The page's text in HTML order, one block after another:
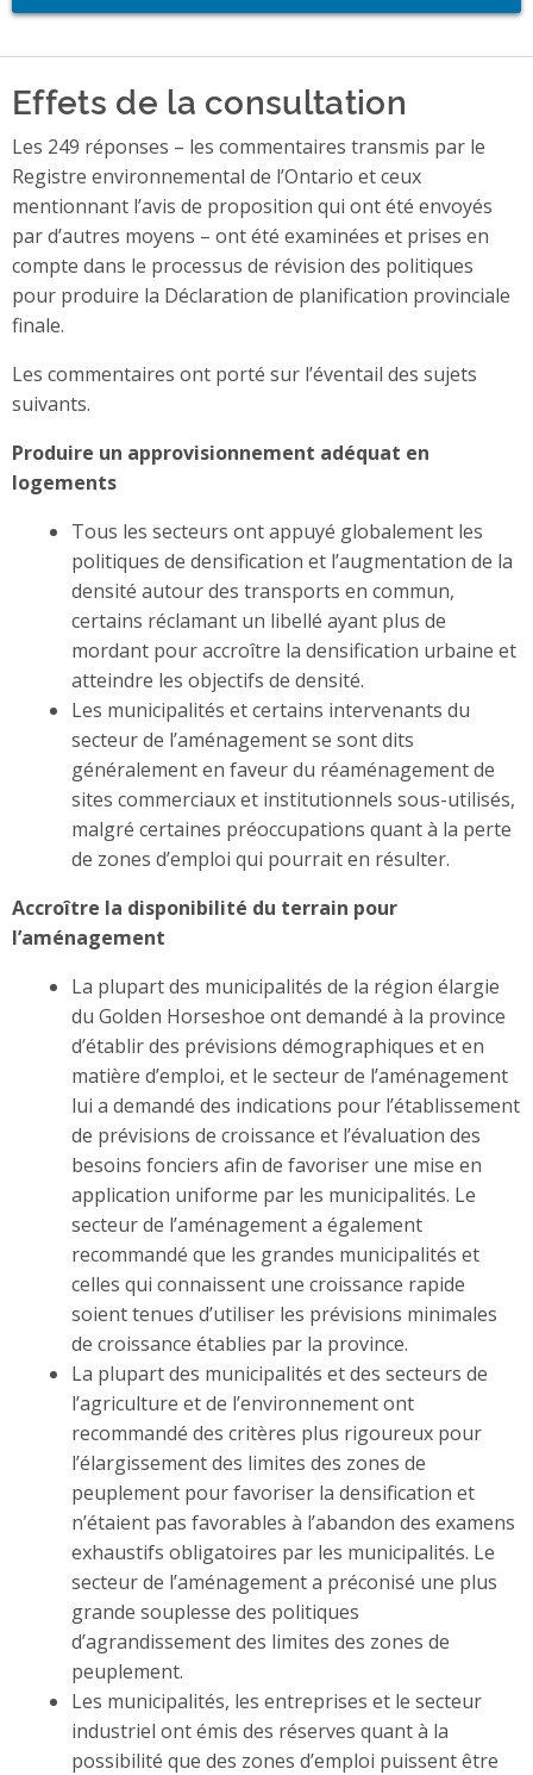
Effets de la consultation
Les 249 réponses – les commentaires transmis par le
Registre environnemental de l’Ontario et ceux
mentionnant l’avis de proposition qui ont été envoyés
par d’autres moyens – ont été examinées et prises en
compte dans le processus de révision des politiques
pour produire la Déclaration de planification provinciale
finale.
Les commentaires ont porté sur l’éventail des sujets
suivants.
Produire un approvisionnement adéquat en
logements
Tous les secteurs ont appuyé globalement les
politiques de densification et l’augmentation de la
densité autour des transports en commun,
certains réclamant un libellé ayant plus de
mordant pour accroître la densification urbaine et
atteindre les objectifs de densité.
Les municipalités et certains intervenants du
secteur de l’aménagement se sont dits
généralement en faveur du réaménagement de
sites commerciaux et institutionnels sous-utilisés,
malgré certaines préoccupations quant à la perte
de zones d’emploi qui pourrait en résulter.
Accroître la disponibilité du terrain pour
l’aménagement
La plupart des municipalités de la région élargie
du Golden Horseshoe ont demandé à la province
d’établir des prévisions démographiques et en
matière d’emploi, et le secteur de l’aménagement
lui a demandé des indications pour l’établissement
de prévisions de croissance et l’évaluation des
besoins fonciers afin de favoriser une mise en
application uniforme par les municipalités. Le
secteur de l’aménagement a également
recommandé que les grandes municipalités et
celles qui connaissent une croissance rapide
soient tenues d’utiliser les prévisions minimales
de croissance établies par la province.
La plupart des municipalités et des secteurs de
l’agriculture et de l’environnement ont
recommandé des critères plus rigoureux pour
l’élargissement des limites des zones de
peuplement pour favoriser la densification et
n’étaient pas favorables à l’abandon des examens
exhaustifs obligatoires par les municipalités. Le
secteur de l’aménagement a préconisé une plus
grande souplesse des politiques
d’agrandissement des limites des zones de
peuplement.
Les municipalités, les entreprises et le secteur
industriel ont émis des réserves quant à la
possibilité que des zones d’emploi puissent être